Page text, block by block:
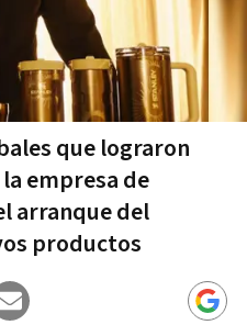
que lograron
empresa de
arranque del
productos